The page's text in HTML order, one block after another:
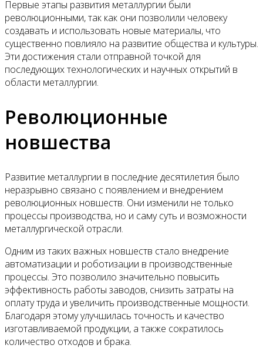
Первые этапы развития металлургии были
революционными, так как они позволили человеку
создавать и использовать новые материалы, что
существенно повлияло на развитие общества и культуры.
Эти достижения стали отправной точкой для
последующих технологических и научных открытий в
области металлургии.
Революционные
новшества
Развитие металлургии в последние десятилетия было
неразрывно связано с появлением и внедрением
революционных новшеств. Они изменили не только
процессы производства, но и саму суть и возможности
металлургической отрасли.
Одним из таких важных новшеств стало внедрение
автоматизации и роботизации в производственные
процессы. Это позволило значительно повысить
эффективность работы заводов, снизить затраты на
оплату труда и увеличить производственные мощности.
Благодаря этому улучшилась точность и качество
изготавливаемой продукции, а также сократилось
количество отходов и брака.